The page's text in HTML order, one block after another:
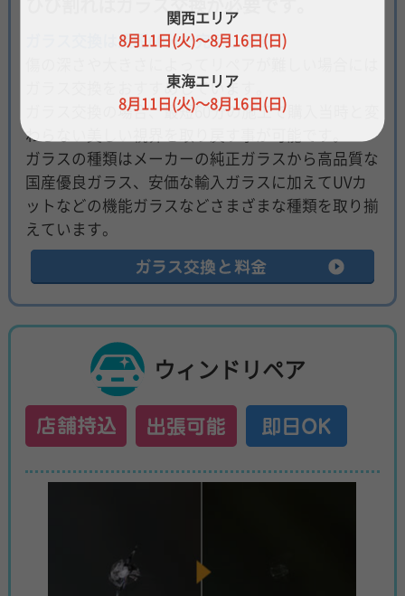
ひび割れはガラス交換が必要です。
ガラス交換は最短60分で完了します
ガラス交換をおすすめしています。
ガラス交換の場合、最短60分の施工で購入当時と変
わらない美しい視界を取り戻す事が可能です。
ガラスの種類はメーカーの純正ガラスから高品質な
国産優良ガラス、安価な輸入ガラスに加えてUVカ
ットなどの機能ガラスなどさまざまな種類を取り揃
えています。
ウィンドリペア
関西エリア
8月11日(火)～8月16日(日)
東海エリア
8月11日(火)～8月16日(日)